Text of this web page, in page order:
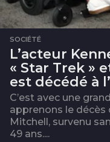
SOCIÉTÉ
L’acteur
« Star Trek »
est décédé à
C’est avec une
apprenons le décès
Mitchell, survenu
49 ans....